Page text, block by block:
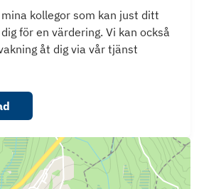
kollegor som kan just ditt
för en värdering. Vi kan också
åt dig via vår tjänst